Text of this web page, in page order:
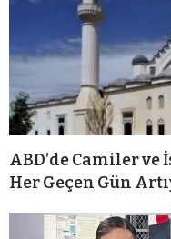
ABD’de Camiler ve
Her Geçen Gün